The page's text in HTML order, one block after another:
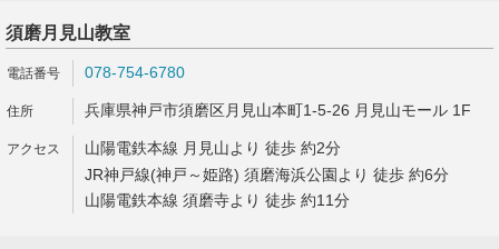
須磨月見山教室
078-754-6780
兵庫県神戸市須磨区月見山本町1-5-26 月見山モール 1F
山陽電鉄本線 月見山より 徒歩 約2分
JR神戸線(神戸～姫路) 須磨海浜公園より 徒歩 約6分
山陽電鉄本線 須磨寺より 徒歩 約11分